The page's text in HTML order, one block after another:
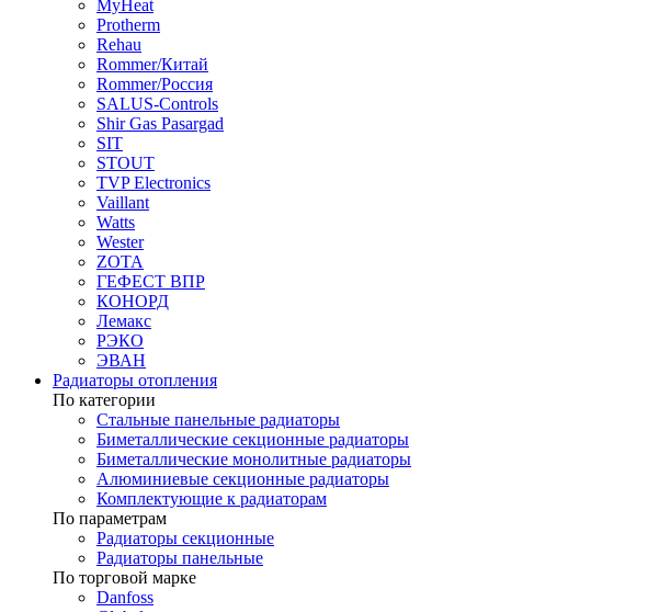
MyHeat
Protherm
Rehau
Rommer/Китай
Rommer/Россия
SALUS-Controls
Shir Gas Pasargad
SIT
STOUT
TVP Electronics
Vaillant
Watts
Wester
ZOTA
ГЕФЕСТ ВПР
КОНОРД
Лемакс
РЭКО
ЭВАН
Радиаторы отопления
По категории
Стальные панельные радиаторы
Биметаллические секционные радиаторы
Биметаллические монолитные радиаторы
Алюминиевые секционные радиаторы
Комплектующие к радиаторам
По параметрам
Радиаторы секционные
Радиаторы панельные
По торговой марке
Danfoss